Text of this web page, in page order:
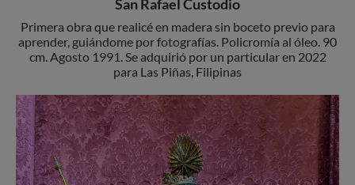
San Rafael Custodio
Primera obra que realicé en madera sin boceto previo para
aprender, guiándome por fotografías. Policromía al óleo. 90
cm. Agosto 1991. Se adquirió por un particular en 2022
para Las Piñas, Filipinas